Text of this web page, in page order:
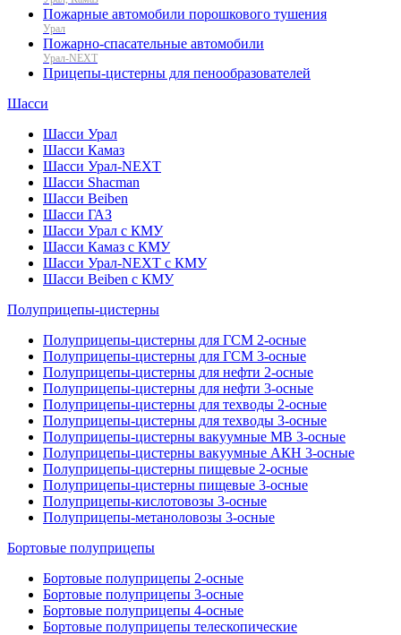
Пожарные автомобили порошкового тушения
Урал
Пожарно-спасательные автомобили
Урал-NEXT
Прицепы-цистерны для пенообразователей
Шасси
Шасси Урал
Шасси Камаз
Шасси Урал-NEXT
Шасси Shacman
Шасси Beiben
Шасси ГАЗ
Шасси Урал с КМУ
Шасси Камаз с КМУ
Шасси Урал-NEXT с КМУ
Шасси Beiben с КМУ
Полуприцепы-цистерны
Полуприцепы-цистерны для ГСМ 2-осные
Полуприцепы-цистерны для ГСМ 3-осные
Полуприцепы-цистерны для нефти 2-осные
Полуприцепы-цистерны для нефти 3-осные
Полуприцепы-цистерны для техводы 2-осные
Полуприцепы-цистерны для техводы 3-осные
Полуприцепы-цистерны вакуумные МВ 3-осные
Полуприцепы-цистерны вакуумные АКН 3-осные
Полуприцепы-цистерны пищевые 2-осные
Полуприцепы-цистерны пищевые 3-осные
Полуприцепы-кислотовозы 3-осные
Полуприцепы-метаноловозы 3-осные
Бортовые полуприцепы
Бортовые полуприцепы 2-осные
Бортовые полуприцепы 3-осные
Бортовые полуприцепы 4-осные
Бортовые полуприцепы телескопические